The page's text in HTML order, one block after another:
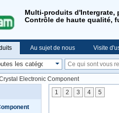
Multi-produits d'Intergrate,
Contrôle de haute qualité,
Au sujet de nous Visite
Electronic Component
1 2 3 4 5